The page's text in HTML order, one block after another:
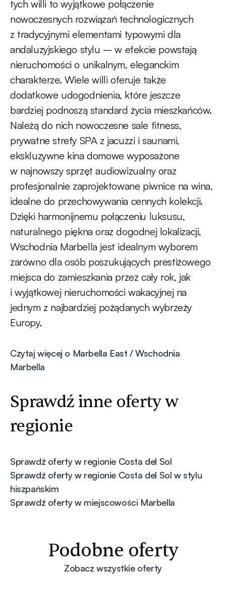
tych willi to wyjątkowe połączenie
nowoczesnych rozwiązań technologicznych
z tradycyjnymi elementami typowymi dla
andaluzyjskiego stylu – w efekcie powstają
nieruchomości o unikalnym, eleganckim
charakterze. Wiele willi oferuje także
dodatkowe udogodnienia, które jeszcze
bardziej podnoszą standard życia mieszkańców.
Należą do nich nowoczesne sale fitness,
prywatne strefy SPA z jacuzzi i saunami,
ekskluzywne kina domowe wyposażone
w najnowszy sprzęt audiowizualny oraz
profesjonalnie zaprojektowane piwnice na wina,
idealne do przechowywania cennych kolekcji.
Dzięki harmonijnemu połączeniu luksusu,
naturalnego piękna oraz dogodnej lokalizacji,
Wschodnia Marbella jest idealnym wyborem
zarówno dla osób poszukujących prestiżowego
miejsca do zamieszkania przez cały rok, jak
i wyjątkowej nieruchomości wakacyjnej na
jednym z najbardziej pożądanych wybrzeży
Europy.
Czytaj więcej o Marbella East / Wschodnia
Marbella
Sprawdź inne oferty w
regionie
Sprawdź oferty w regionie Costa del Sol
Sprawdź oferty w regionie Costa del Sol w stylu
hiszpańskim
Sprawdź oferty w miejscowości Marbella
Podobne oferty
Zobacz wszystkie oferty